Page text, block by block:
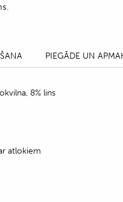
PIEGĀDE UN
8% lins
atlokiem